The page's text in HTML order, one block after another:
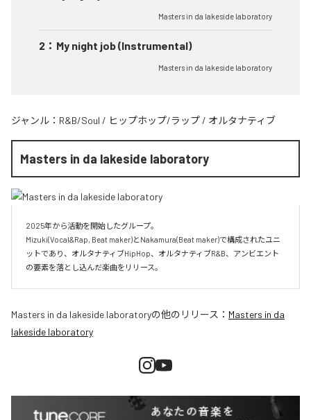
Masters in da lakeside laboratory
2 ： My night job (Instrumental)
Masters in da lakeside laboratory
ジャンル： R&B/Soul / ヒップホップ/ラップ / オルタナティブ
Masters in da lakeside laboratory
2025年から活動を開始したグループ。
Mizuki(Vocal&Rap, Beat maker)とNakamura(Beat maker)で構成されたユニ
ットであり、オルタナティブHipHop、オルタナティブR&B、アンビエント
Masters in da lakeside laboratoryの他のリリース： Masters in da
lakeside laboratory